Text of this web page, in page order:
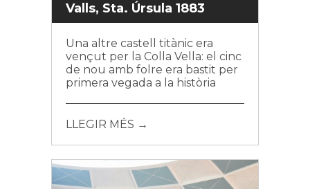
Valls, Sta. Úrsula 1883
Una altre castell titànic era
vençut per la Colla Vella: el cinc
de nou amb folre era bastit per
primera vegada a la història
LLEGIR MÉS →